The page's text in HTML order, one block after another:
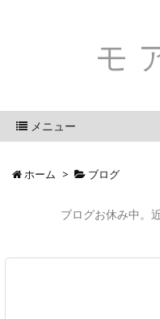
モ
メニュー
ホーム > ブログ
ブログお休み中。